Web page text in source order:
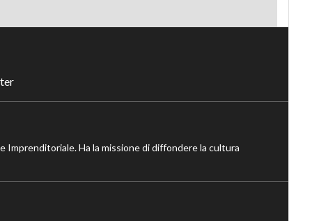
Ha la missione di diffondere la cultura